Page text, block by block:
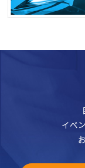
イベ